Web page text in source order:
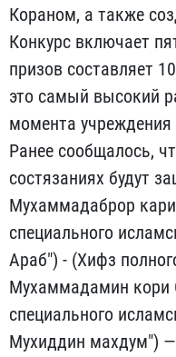
Кораном, а также
Конкурс включает
призов составляет
это самый высокий
момента учреждения
Ранее сообщалось,
состязаниях будут
Мухаммадаброр кари
специального
Араб") - (Хифз
Мухаммадамин кори
специального
Мухиддин махдум")